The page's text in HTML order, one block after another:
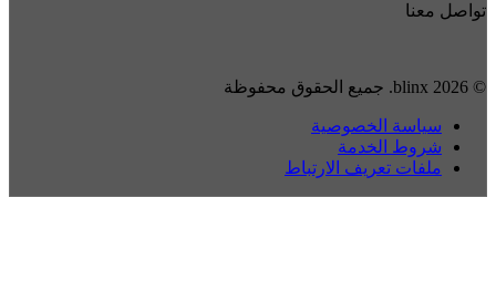
تواصل معنا
© 2026 blinx. جميع الحقوق محفوظة
سياسة الخصوصية
شروط الخدمة
ملفات تعريف الارتباط